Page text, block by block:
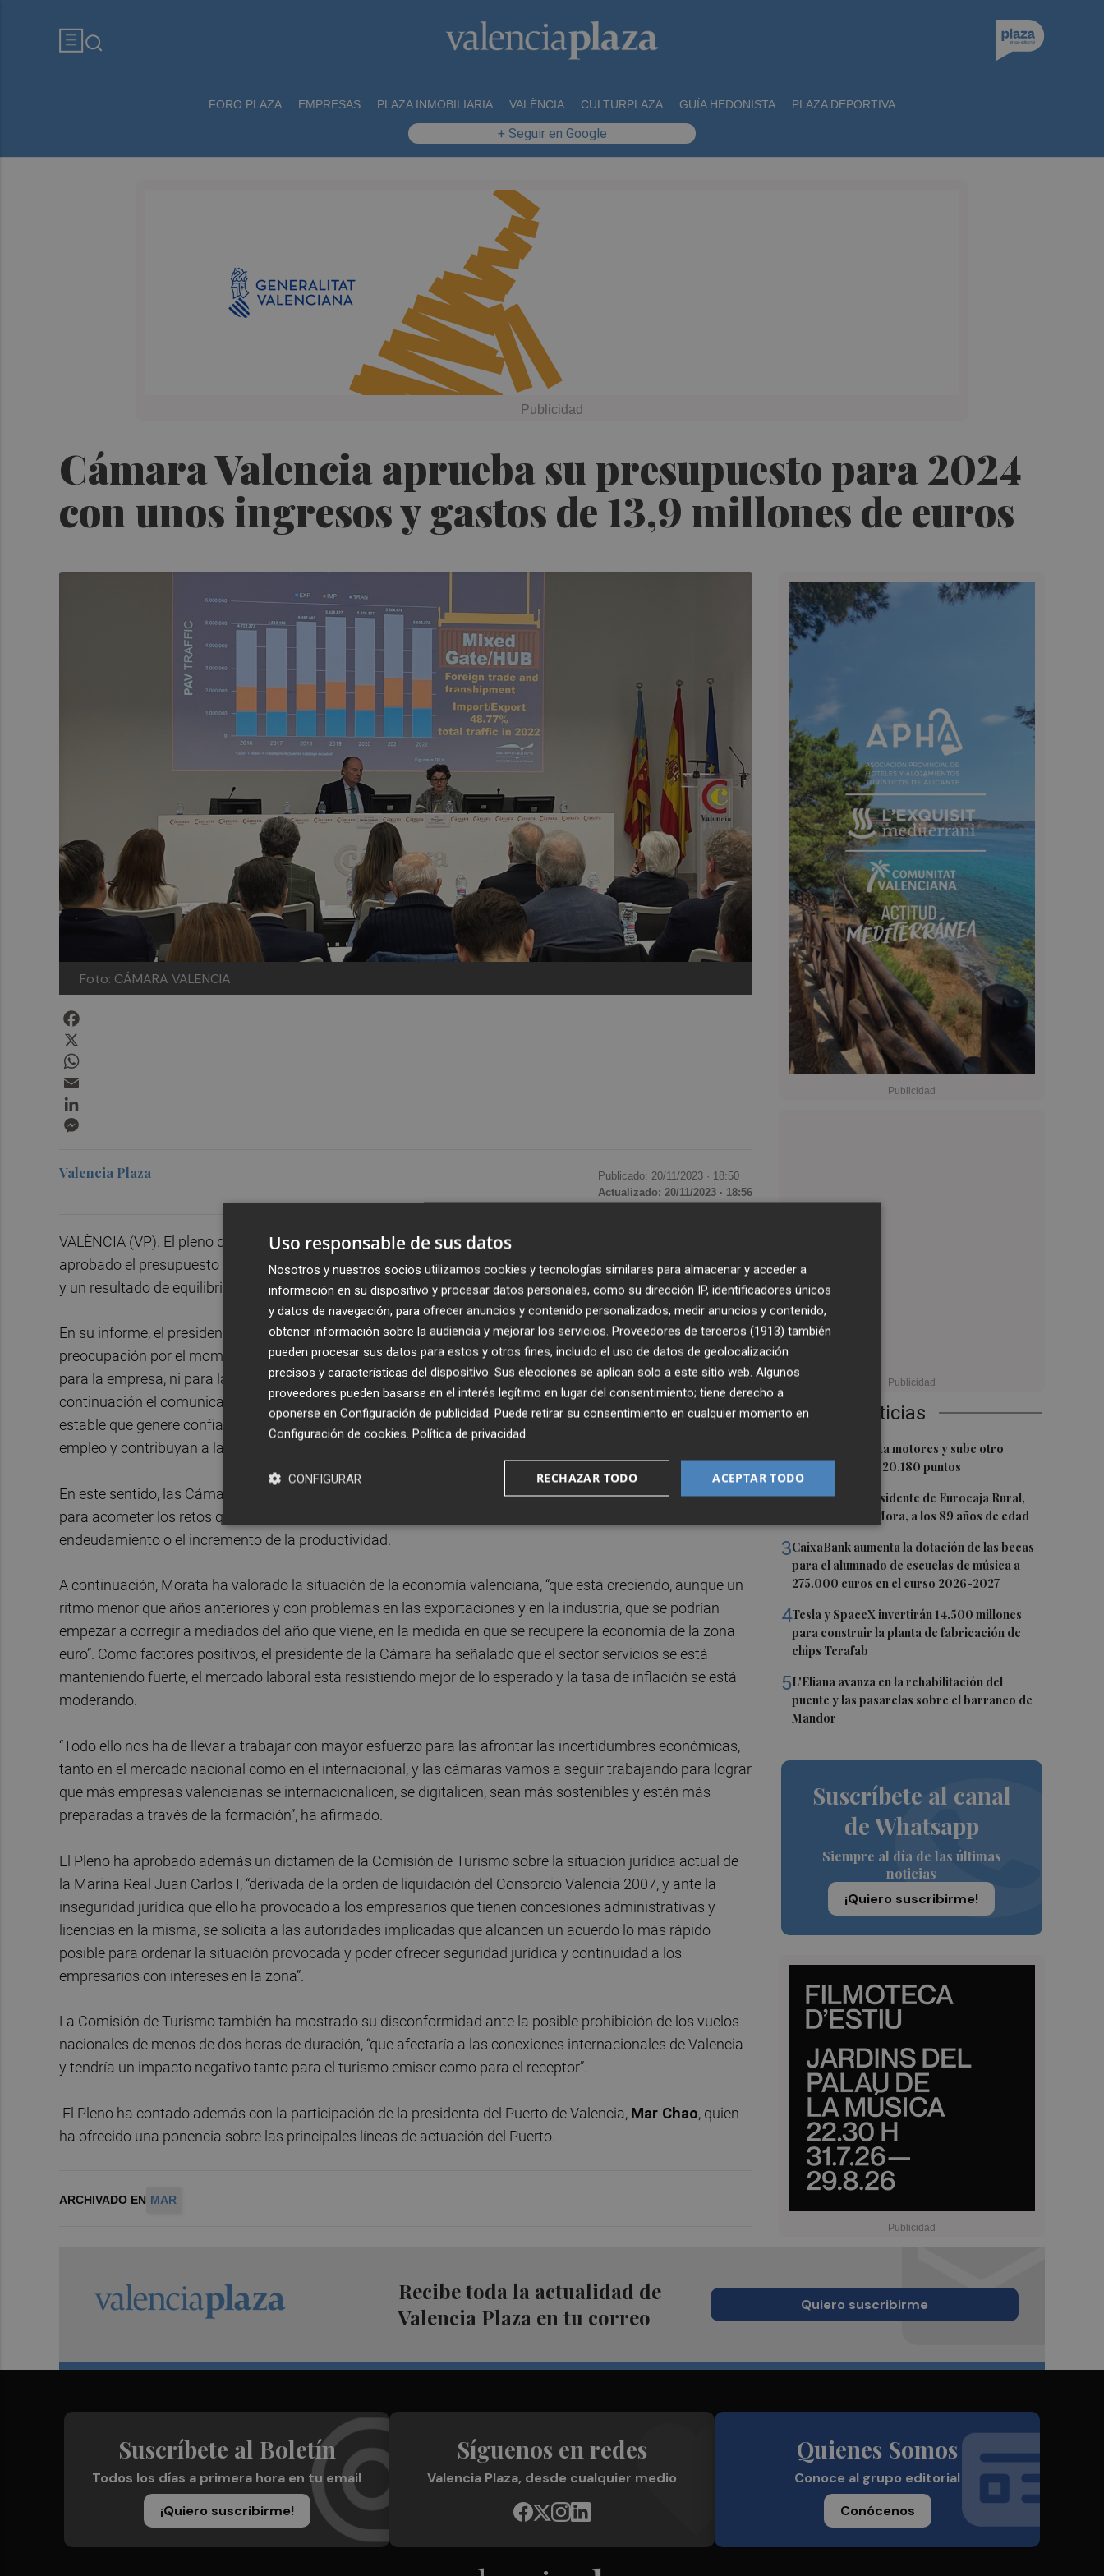
FORO PLAZA EMPRESAS PLAZA INMOBILIARIA VALÈNCIA CULTURPLAZA GUÍA HEDONISTA PLAZA DEPORTIVA
+ Seguir en Google
Cámara Valencia aprueba su presupuesto para 2024
con unos ingresos y gastos de 13,9 millones de euros
Foto: CÁMARA VALENCIA
Últimas Noticias
El Ibex 35 aprieta motores y sube otro
0,62%, hasta los 20.180 puntos
2Fallece el expresidente de Eurocaja Rural,
Andrés Gómez Mora, a los 89 años de edad
3CaixaBank aumenta la dotación de las becas
para el alumnado de escuelas de música a
275.000 euros en el curso 2026-2027
4Tesla y SpaceX invertirán 14.500 millones
para construir la planta de fabricación de
chips Terafab
5L'Eliana avanza en la rehabilitación del
puente y las pasarelas sobre el barranco de
Mandor
Suscríbete al canal
de Whatsapp
Siempre al día de las últimas
noticias
¡Quiero suscribirme!
Valencia Plaza Publicado: 20/11/2023 · 18:50
Actualizado: 20/11/2023 · 18:56
VALÈNCIA (VP). El pleno de Cámara Valencia, celebrado esta tarde de forma presencial y telemática, ha
aprobado el presupuesto para el ejercicio 2024, que cuenta con unos ingresos y gastos de 13.929.919 euros
y un resultado de equilibrio presupuestario.
En su informe, el presidente de Cámara Valencia,José Vicente Morata, se ha dirigido al Pleno con
preocupación por el momento de crispación y polarización social que atraviesa España, “que no es bueno ni
para la empresa, ni para la inversión extranjera ni para el clima de negocio”. Morata ha recordado a
continuación el comunicado que emitieron las Cámaras de la Comunitat en el que se pedía un marco
estable que genere confianza para permitir que las empresas desarrollen su actividad, generen riqueza y
empleo y contribuyan a la cohesión económica, social y territorial de España.
En este sentido, las Cámaras de la Comunitat pedían al nuevo Gobierno que facilite la estabilidad necesaria
para acometer los retos que tenemos por delante, como el desempleo, el desequilibrio presupuestario, el
endeudamiento o el incremento de la productividad.
A continuación, Morata ha valorado la situación de la economía valenciana, “que está creciendo, aunque un
ritmo menor que años anteriores y con problemas en las exportaciones y en la industria, que se podrían
empezar a corregir a mediados del año que viene, en la medida en que se recupere la economía de la zona
euro”. Como factores positivos, el presidente de la Cámara ha señalado que el sector servicios se está
manteniendo fuerte, el mercado laboral está resistiendo mejor de lo esperado y la tasa de inflación se está
moderando.
“Todo ello nos ha de llevar a trabajar con mayor esfuerzo para las afrontar las incertidumbres económicas,
tanto en el mercado nacional como en el internacional, y las cámaras vamos a seguir trabajando para lograr
que más empresas valencianas se internacionalicen, se digitalicen, sean más sostenibles y estén más
preparadas a través de la formación”, ha afirmado.
El Pleno ha aprobado además un dictamen de la Comisión de Turismo sobre la situación jurídica actual de
la Marina Real Juan Carlos I, “derivada de la orden de liquidación del Consorcio Valencia 2007, y ante la
inseguridad jurídica que ello ha provocado a los empresarios que tienen concesiones administrativas y
licencias en la misma, se solicita a las autoridades implicadas que alcancen un acuerdo lo más rápido
posible para ordenar la situación provocada y poder ofrecer seguridad jurídica y continuidad a los
empresarios con intereses en la zona”.
La Comisión de Turismo también ha mostrado su disconformidad ante la posible prohibición de los vuelos
nacionales de menos de dos horas de duración, “que afectaría a las conexiones internacionales de Valencia
y tendría un impacto negativo tanto para el turismo emisor como para el receptor”.
El Pleno ha contado además con la participación de la presidenta del Puerto de Valencia, Mar Chao, quien
ha ofrecido una ponencia sobre las principales líneas de actuación del Puerto.
ARCHIVADO EN MAR
Recibe toda la actualidad de
Valencia Plaza en tu correo
Quiero suscribirme
Suscríbete al Boletín
Todos los días a primera hora en tu email
¡Quiero suscribirme!
Síguenos en redes
Valencia Plaza, desde cualquier medio
Quienes Somos
Conoce al grupo editorial
Conócenos
Uso responsable de sus datos
Nosotros y nuestros socios utilizamos cookies y tecnologías similares para almacenar y acceder a
información en su dispositivo y procesar datos personales, como su dirección IP, identificadores únicos
y datos de navegación, para ofrecer anuncios y contenido personalizados, medir anuncios y contenido,
obtener información sobre la audiencia y mejorar los servicios. Proveedores de terceros (1913) también
pueden procesar sus datos para estos y otros fines, incluido el uso de datos de geolocalización
precisos y características del dispositivo. Sus elecciones se aplican solo a este sitio web. Algunos
proveedores pueden basarse en el interés legítimo en lugar del consentimiento; tiene derecho a
oponerse en Configuración de publicidad. Puede retirar su consentimiento en cualquier momento en
Configuración de cookies. Política de privacidad
ACEPTAR TODO
RECHAZAR TODO
CONFIGURAR